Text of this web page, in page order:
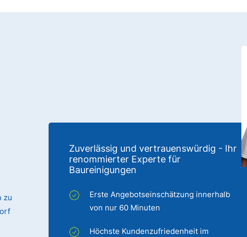
Zuverlässig und vertrauenswürdig - Ihr
renommierter Experte für
Baureinigungen
Erste Angebotseinschätzung innerhalb
von nur 60 Minuten
Höchste Kundenzufriedenheit im
zu